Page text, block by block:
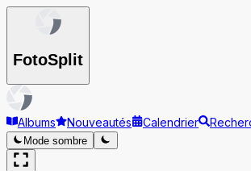
FotoSplit
Albums Nouveautés Calendrier
Mode sombre